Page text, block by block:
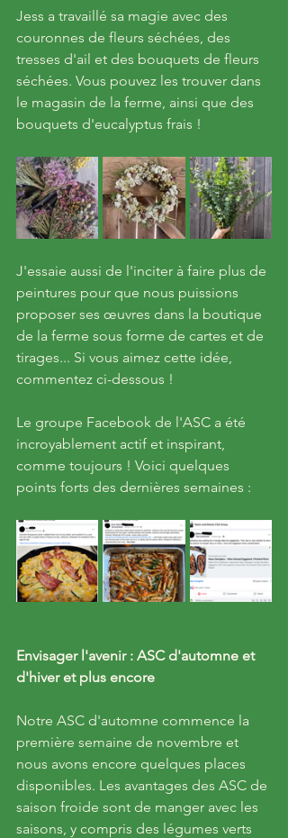
Jess a travaillé sa magie avec des
couronnes de fleurs séchées, des
tresses d'ail et des bouquets de fleurs
séchées. Vous pouvez les trouver dans
le magasin de la ferme, ainsi que des
bouquets d'eucalyptus frais !
J'essaie aussi de l'inciter à faire plus de
peintures pour que nous puissions
proposer ses œuvres dans la boutique
de la ferme sous forme de cartes et de
tirages... Si vous aimez cette idée,
commentez ci-dessous !
Le groupe Facebook de l'ASC a été
incroyablement actif et inspirant,
comme toujours ! Voici quelques
points forts des dernières semaines :
Envisager l'avenir : ASC d'automne et
d'hiver et plus encore
Notre ASC d'automne commence la
première semaine de novembre et
nous avons encore quelques places
disponibles. Les avantages des ASC de
saison froide sont de manger avec les
saisons, y compris des légumes verts